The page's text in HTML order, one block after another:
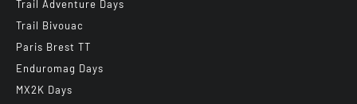
Trail Adventure Days
Trail Bivouac
Paris Brest TT
Enduromag Days
MX2K Days